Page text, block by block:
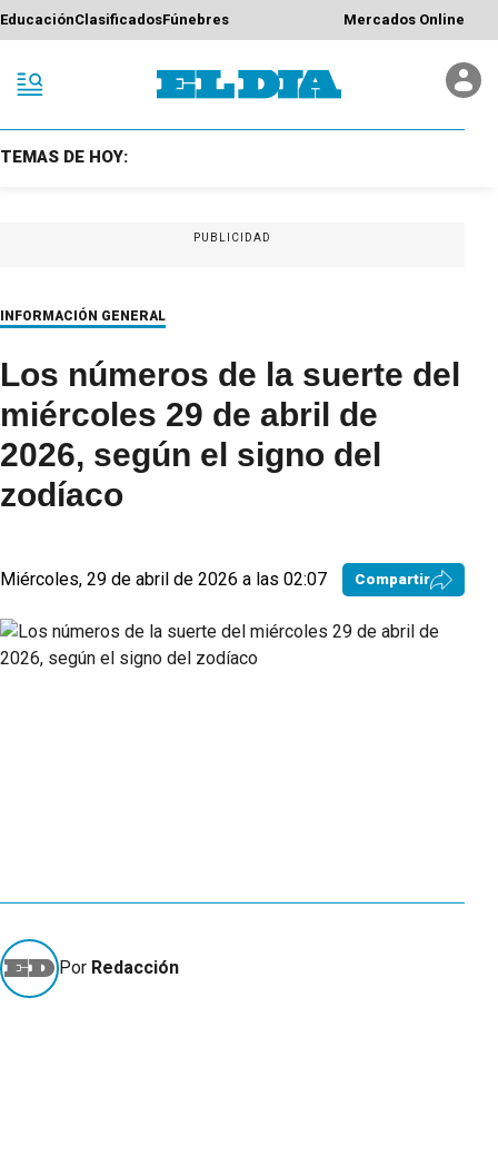
EducaciónClasificadosFúnebres Mercados Online
TEMAS DE HOY:
PUBLICIDAD
INFORMACIÓN GENERAL
Los números de la suerte del
miércoles 29 de abril de
2026, según el signo del
zodíaco
Miércoles, 29 de abril de 2026 a las 02:07 Compartir
Por Redacción